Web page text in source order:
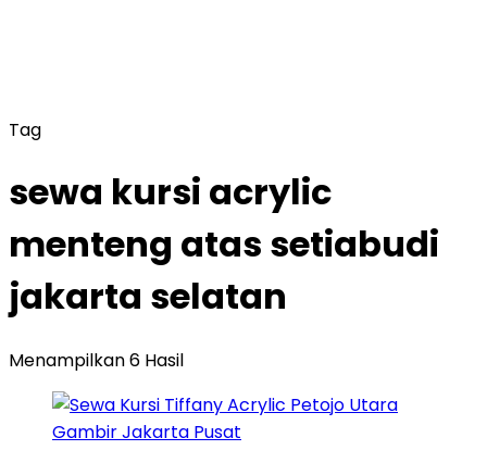
Tag
sewa kursi acrylic
menteng atas setiabudi
jakarta selatan
Menampilkan 6 Hasil